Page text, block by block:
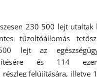
230 500 lejt
tűzoltóállomás
lejt az
és 114
részleg felújítására, illetve